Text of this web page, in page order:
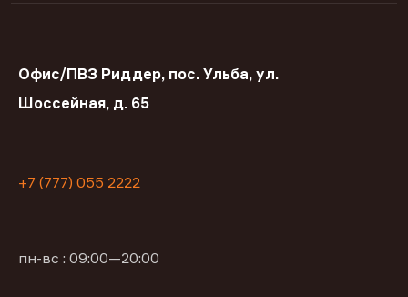
Офис/ПВЗ Риддер, пос. Ульба, ул.
Шоссейная, д. 65
+7 (777) 055 2222
пн-вс : 09:00—20:00